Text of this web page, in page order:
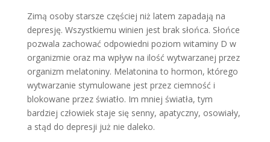
Zimą osoby starsze częściej niż latem zapadają na
depresję. Wszystkiemu winien jest brak słońca. Słońce
pozwala zachować odpowiedni poziom witaminy D w
organizmie oraz ma wpływ na ilość wytwarzanej przez
organizm melatoniny. Melatonina to hormon, którego
wytwarzanie stymulowane jest przez ciemność i
blokowane przez światło. Im mniej światła, tym
bardziej człowiek staje się senny, apatyczny, osowiały,
a stąd do depresji już nie daleko.